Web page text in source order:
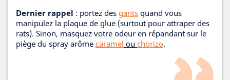
Dernier rappel : portez des gants quand vous
manipulez la plaque de glue (surtout pour attraper des
rats). Sinon, masquez votre odeur en répandant sur le
piège du spray arôme caramel ou chorizo.